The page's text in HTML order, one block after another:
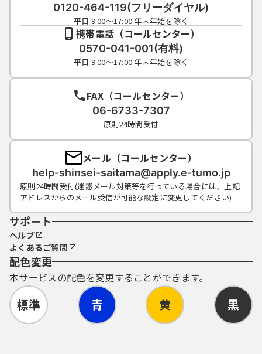
0120-464-119(フリーダイヤル)
平日 9:00～17:00 年末年始を除く
携帯電話（コールセンター）
0570-041-001(有料)
平日 9:00～17:00 年末年始を除く
FAX（コールセンター）
06-6733-7307
原則24時間受付
メール（コールセンター）
help-shinsei-saitama@apply.e-tumo.jp
原則24時間受付(迷惑メール対策等を行っている場合には、上記
アドレスからのメール受信が可能な設定に変更してください)
サポート
ヘルプ
よくあるご質問
配色変更
本サービスの配色を変更することができます。
標準 青 黄 黒